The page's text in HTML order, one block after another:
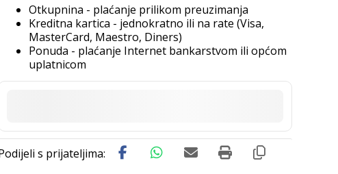
Otkupnina - plaćanje prilikom preuzimanja
Kreditna kartica - jednokratno ili na rate (Visa,
MasterCard, Maestro, Diners)
Ponuda - plaćanje Internet bankarstvom ili općom
uplatnicom